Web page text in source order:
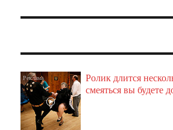
Ролик длится
смеяться вы будете